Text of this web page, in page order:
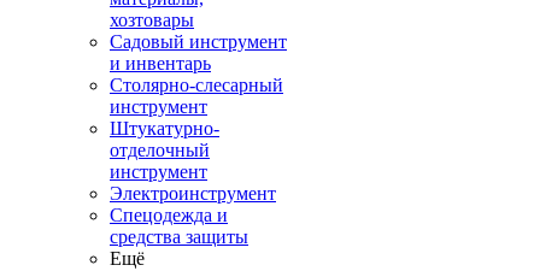
хозтовары
Садовый инструмент
и инвентарь
Столярно-слесарный
инструмент
Штукатурно-
отделочный
инструмент
Электроинструмент
Спецодежда и
средства защиты
Ещё